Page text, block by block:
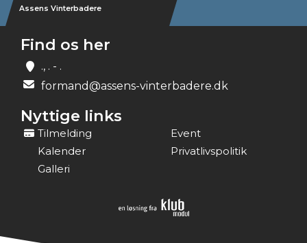
Assens Vinterbadere
Find os her
., . - .
formand@assens-vinterbadere.dk
Nyttige links
Tilmelding
Event
Kalender
Privatlivspolitik
Galleri